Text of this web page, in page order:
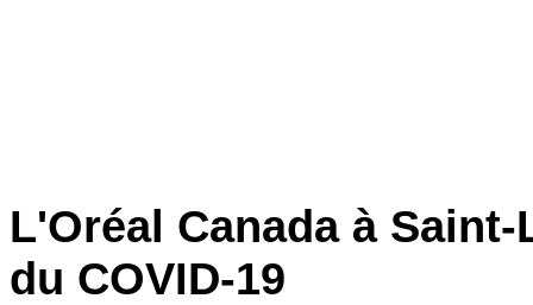
L'Oréal Canada à
du COVID-19